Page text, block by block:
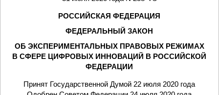
РОССИЙСКАЯ ФЕДЕРАЦИЯ
ФЕДЕРАЛЬНЫЙ ЗАКОН
ОБ ЭКСПЕРИМЕНТАЛЬНЫХ ПРАВОВЫХ РЕЖИМАХ
В СФЕРЕ ЦИФРОВЫХ ИННОВАЦИЙ В РОССИЙСКОЙ
ФЕДЕРАЦИИ
Принят Государственной Думой 22 июля 2020 года